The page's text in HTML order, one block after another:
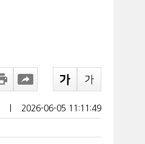
2026-06-05 11:11:49